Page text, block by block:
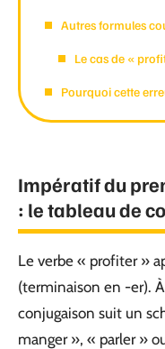
Autres formules
Le cas de «
Pourquoi cette
Impératif du
: le tableau de
Le verbe « profiter »
(terminaison en -er).
conjugaison suit un
manger », « parler »